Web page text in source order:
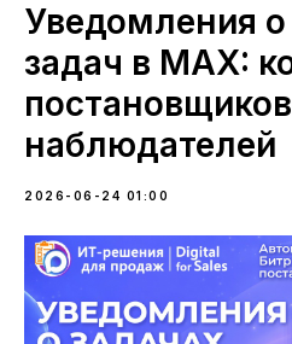
Уведомления
задач в MAX:
наблюдателей
2026-06-24 01:00